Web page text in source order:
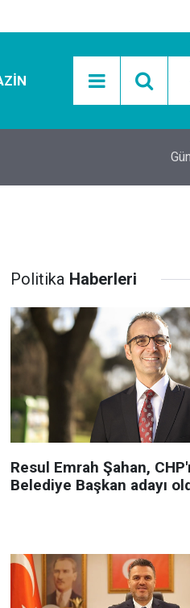
Mobil
Politika Haberleri
Resul Emrah Şahan,
Belediye Başkan adayı